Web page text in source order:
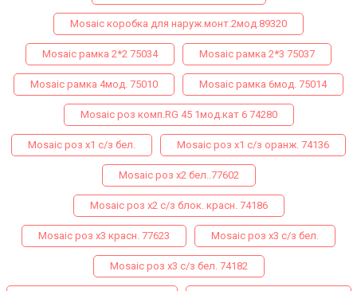
Mosaic коробка для наруж.монт.2мод.89320
Mosaic рамка 2*2 75034 Mosaic рамка 2*3 75037
Mosaic рамка 4мод. 75010 Mosaic рамка 6мод. 75014
Mosaic роз комп.RG 45 1мод.кат 6 74280
Mosaic роз х1 с/з бел. Mosaic роз х1 с/з оранж. 74136
Mosaic роз х2 бел..77602
Mosaic роз х2 с/з блок. красн. 74186
Mosaic роз х3 красн. 77623 Mosaic роз х3 с/з бел.
Mosaic роз х3 с/з бел. 74182